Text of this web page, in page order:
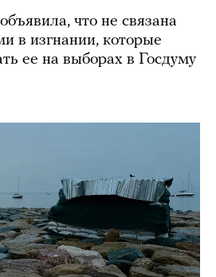
что не связана
в изгнании, которые
ее на выборах в Госдуму